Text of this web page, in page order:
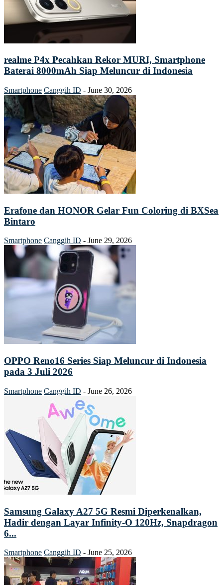
realme P4x Pecahkan Rekor MURI, Smartphone
Baterai 8000mAh Siap Meluncur di Indonesia
Smartphone Canggih ID - June 30, 2026
Erafone dan HONOR Gelar Fun Coloring di BXSea
Bintaro
Smartphone Canggih ID - June 29, 2026
OPPO Reno16 Series Siap Meluncur di Indonesia
pada 3 Juli 2026
Smartphone Canggih ID - June 26, 2026
Samsung Galaxy A27 5G Resmi Diperkenalkan,
Hadir dengan Layar Infinity-O 120Hz, Snapdragon
6...
Smartphone Canggih ID - June 25, 2026